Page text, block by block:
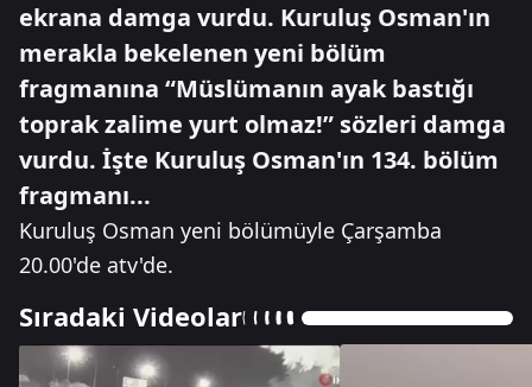
ekrana damga vurdu. Kuruluş Osman'ın
merakla bekelenen yeni bölüm
fragmanına “Müslümanın ayak bastığı
toprak zalime yurt olmaz!” sözleri damga
vurdu. İşte Kuruluş Osman'ın 134. bölüm
fragmanı...
Kuruluş Osman yeni bölümüyle Çarşamba
20.00'de atv'de.
Sıradaki Videolar